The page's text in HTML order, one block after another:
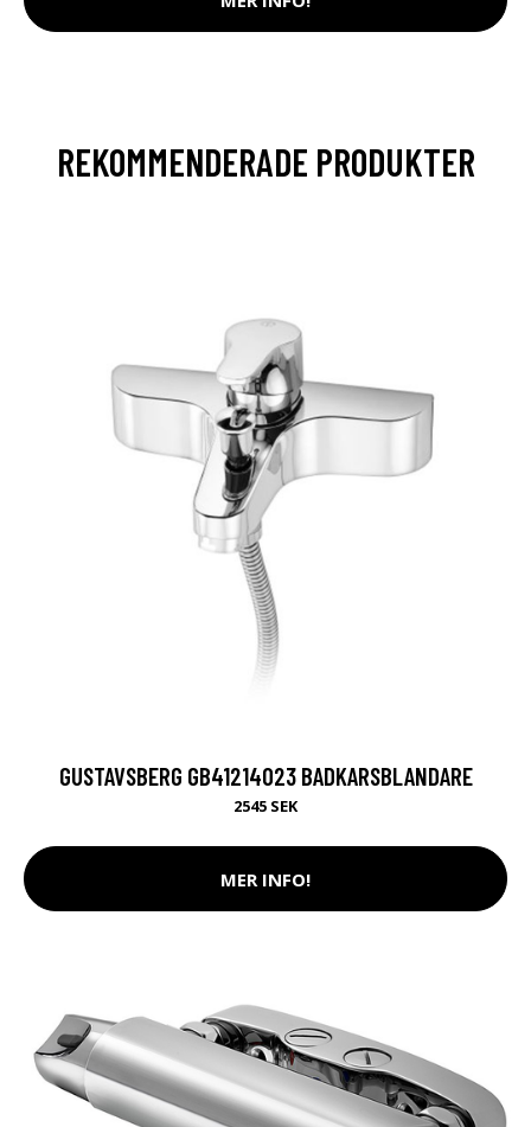
REKOMMENDERADE PRODUKTER
GUSTAVSBERG GB41214023 BADKARSBLANDARE
2545 SEK
MER INFO!